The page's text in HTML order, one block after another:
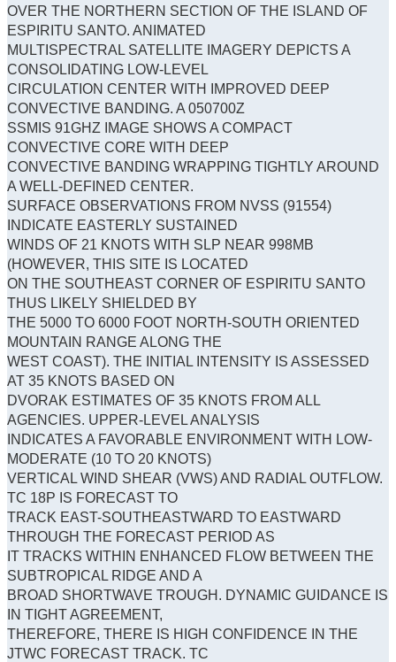
OVER THE NORTHERN SECTION OF THE ISLAND OF
ESPIRITU SANTO. ANIMATED
MULTISPECTRAL SATELLITE IMAGERY DEPICTS A
CONSOLIDATING LOW-LEVEL
CIRCULATION CENTER WITH IMPROVED DEEP
CONVECTIVE BANDING. A 050700Z
SSMIS 91GHZ IMAGE SHOWS A COMPACT
CONVECTIVE CORE WITH DEEP
CONVECTIVE BANDING WRAPPING TIGHTLY AROUND
A WELL-DEFINED CENTER.
SURFACE OBSERVATIONS FROM NVSS (91554)
INDICATE EASTERLY SUSTAINED
WINDS OF 21 KNOTS WITH SLP NEAR 998MB
(HOWEVER, THIS SITE IS LOCATED
ON THE SOUTHEAST CORNER OF ESPIRITU SANTO
THUS LIKELY SHIELDED BY
THE 5000 TO 6000 FOOT NORTH-SOUTH ORIENTED
MOUNTAIN RANGE ALONG THE
WEST COAST). THE INITIAL INTENSITY IS ASSESSED
AT 35 KNOTS BASED ON
DVORAK ESTIMATES OF 35 KNOTS FROM ALL
AGENCIES. UPPER-LEVEL ANALYSIS
INDICATES A FAVORABLE ENVIRONMENT WITH LOW-
MODERATE (10 TO 20 KNOTS)
VERTICAL WIND SHEAR (VWS) AND RADIAL OUTFLOW.
TC 18P IS FORECAST TO
TRACK EAST-SOUTHEASTWARD TO EASTWARD
THROUGH THE FORECAST PERIOD AS
IT TRACKS WITHIN ENHANCED FLOW BETWEEN THE
SUBTROPICAL RIDGE AND A
BROAD SHORTWAVE TROUGH. DYNAMIC GUIDANCE IS
IN TIGHT AGREEMENT,
THEREFORE, THERE IS HIGH CONFIDENCE IN THE
JTWC FORECAST TRACK. TC